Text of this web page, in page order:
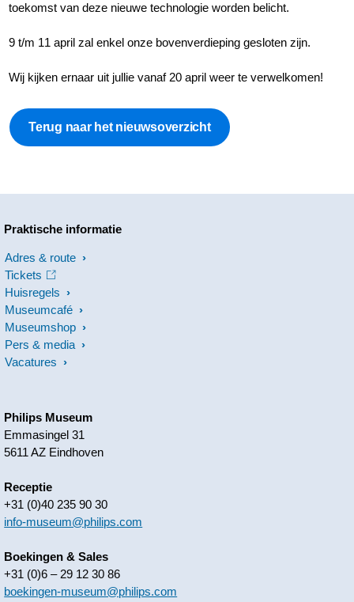
toekomst van deze nieuwe technologie worden belicht.
9 t/m 11 april zal enkel onze bovenverdieping gesloten zijn.
Wij kijken ernaar uit jullie vanaf 20 april weer te verwelkomen!
Terug naar het nieuwsoverzicht
Praktische informatie
Adres & route
Tickets
Huisregels
Museumcafé
Museumshop
Pers & media
Vacatures
Philips Museum
Emmasingel 31
5611 AZ Eindhoven
Receptie
+31 (0)40 235 90 30
info-museum@philips.com
Boekingen & Sales
+31 (0)6 – 29 12 30 86
boekingen-museum@philips.com